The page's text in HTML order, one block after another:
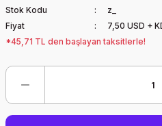
Stok Kodu
z_
Fiyat
7,50 USD +
*45,71 TL den başlayan taksitlerle!